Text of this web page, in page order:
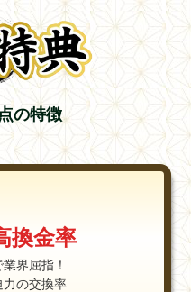
の特徴
換金率
界屈指！
の交換率